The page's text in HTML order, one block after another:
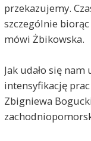
przekazujemy.
szczególnie
mówi Żbikowska.
Jak udało się
intensyfikację
Zbigniewa